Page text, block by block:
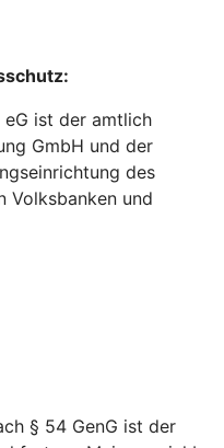
eG ist der amtlich
GmbH und der
des
Volksbanken und
§ 54 GenG ist der